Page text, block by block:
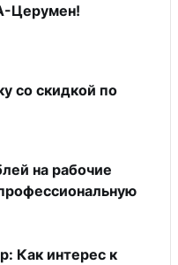
Церумен!
со скидкой по
на рабочие
Как интерес к